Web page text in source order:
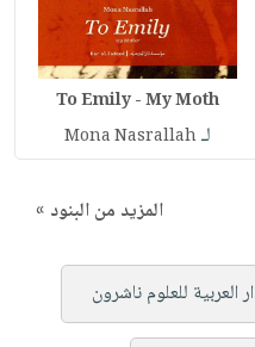
To Emily - My Moth
لـMona Nasrallah
المزيد من البنود »
العربية للعلوم ناشرون